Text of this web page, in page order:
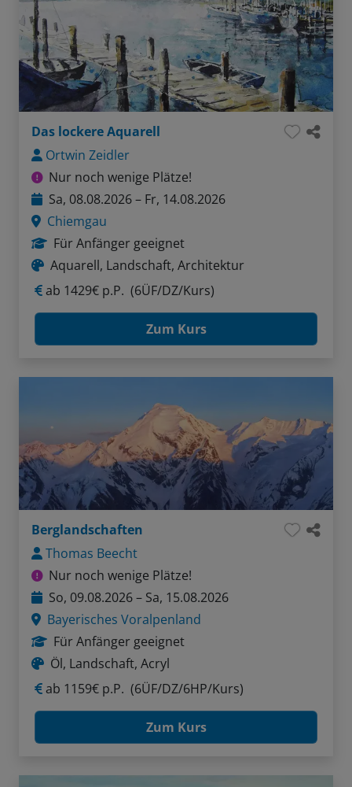
Das lockere Aquarell
Ortwin Zeidler
Nur noch wenige Plätze!
Sa, 08.08.2026 – Fr, 14.08.2026
Chiemgau
Für Anfänger geeignet
Aquarell, Landschaft, Architektur
ab 1429€ p.P. (6ÜF/DZ/Kurs)
Zum Kurs
Berglandschaften
Thomas Beecht
Nur noch wenige Plätze!
So, 09.08.2026 – Sa, 15.08.2026
Bayerisches Voralpenland
Für Anfänger geeignet
Öl, Landschaft, Acryl
ab 1159€ p.P. (6ÜF/DZ/6HP/Kurs)
Zum Kurs